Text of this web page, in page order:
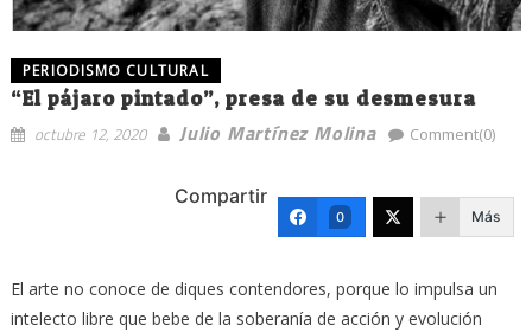
PERIODISMO CULTURAL
“El pájaro pintado”, presa de su desmesura
octubre 12, 2020 Julio Martínez Molina Comment(0)
Compartir
0 Más
El arte no conoce de diques contendores, porque lo impulsa un
intelecto libre que bebe de la soberanía de acción y evolución